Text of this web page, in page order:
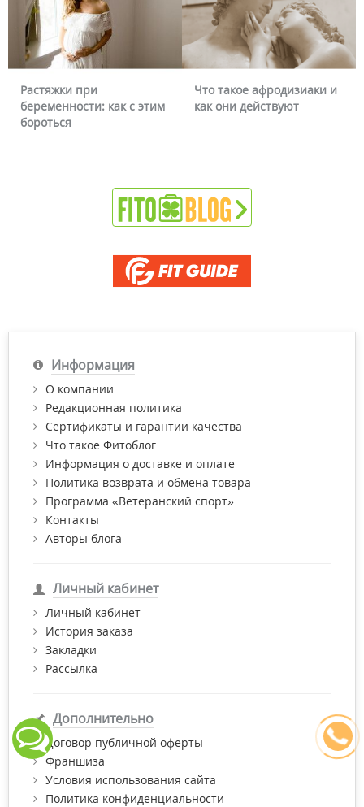
Растяжки при
беременности: как с этим
бороться
Что такое афродизиаки и
как они действуют
Информация
О компании
Редакционная политика
Сертификаты и гарантии качества
Что такое Фитоблог
Информация о доставке и оплате
Политика возврата и обмена товара
Программа «Ветеранский спорт»
Контакты
Авторы блога
Личный кабинет
Личный кабинет
История заказа
Закладки
Рассылка
Дополнительно
Договор публичной оферты
Франшиза
Условия использования сайта
Политика конфиденциальности